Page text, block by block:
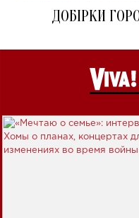
ДОБІРКИ